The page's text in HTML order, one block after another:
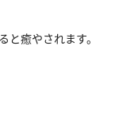
癒やされます。